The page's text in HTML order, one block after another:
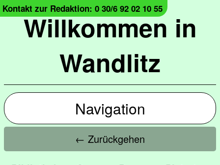
Willkommen in
Wandlitz
Kontakt zur Redaktion: 0 30/6 92 02 10 55
Navigation
← Zurückgehen